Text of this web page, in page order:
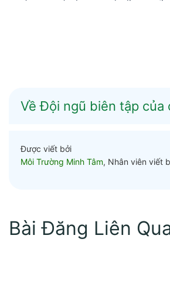
Về Đội ngũ biên tập của
Được viết bởi
Môi Trường Minh Tâm, Nhân viên viết
Bài Đăng Liên